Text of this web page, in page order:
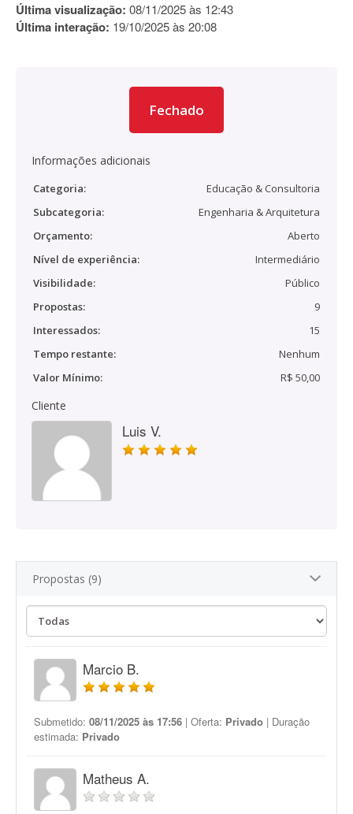
Última visualização: 08/11/2025 às 12:43
Última interação: 19/10/2025 às 20:08
Fechado
Informações adicionais
Categoria:
Educação & Consultoria
Subcategoria:
Engenharia & Arquitetura
Orçamento:
Aberto
Nível de experiência:
Intermediário
Visibilidade:
Público
Propostas:
9
Interessados:
15
Tempo restante:
Nenhum
Valor Mínimo:
R$ 50,00
Cliente
Luis V.
Propostas (9)
Marcio B.
Submetido: 08/11/2025 às 17:56 | Oferta: Privado | Duração
estimada: Privado
Matheus A.